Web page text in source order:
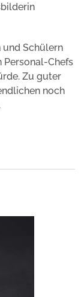
und Schülern
Personal-Chefs
Zu guter
noch